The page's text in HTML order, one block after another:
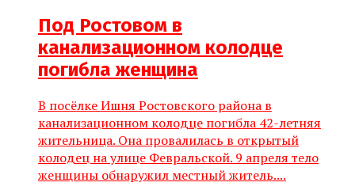
Под Ростовом в
канализационном колодце
погибла женщина
В посёлке Ишня Ростовского района в
канализационном колодце погибла 42-летняя
жительница. Она провалилась в открытый
колодец на улице Февральской. 9 апреля тело
женщины обнаружил местный житель....